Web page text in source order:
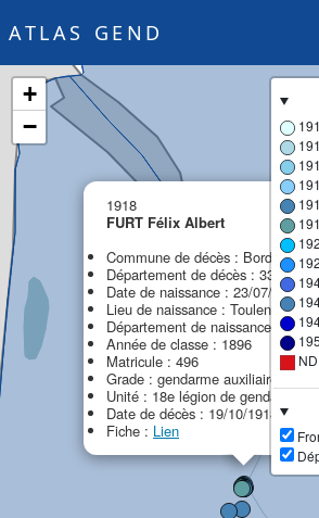
ATLAS GEND
1918
FURT Félix Albert
Commune de décès : Bordeaux
Département de décès : 33 -
Date de naissance : 23/07/1876
Lieu de naissance : Toulenne
Département de naissance : 33 -
Année de classe : 1896
Matricule : 496
Grade : gendarme auxiliaire
Unité : 18e légion de
Date de décès : 19/10/1918
Fiche : Lien
+
−
ND